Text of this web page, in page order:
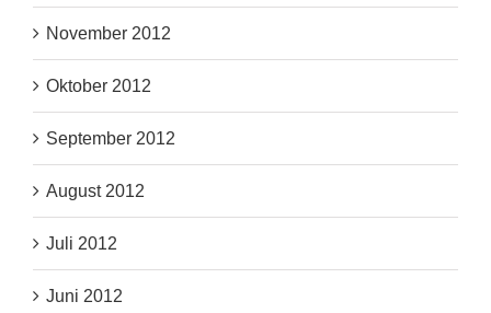
November 2012
Oktober 2012
September 2012
August 2012
Juli 2012
Juni 2012